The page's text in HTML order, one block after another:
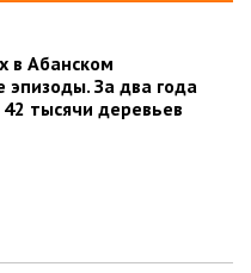
в Абанском
эпизоды. За два года
тысячи деревьев